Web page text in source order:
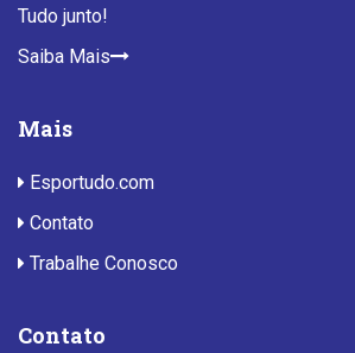
Tudo junto!
Saiba Mais
Mais
Esportudo.com
Contato
Trabalhe Conosco
Contato